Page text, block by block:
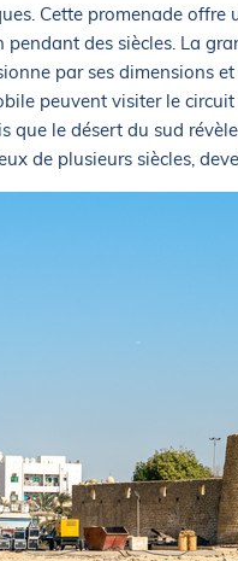
Cette promenade offre
pendant des siècles. La
par ses dimensions
peuvent visiter le
que le désert du sud
de plusieurs siècles,